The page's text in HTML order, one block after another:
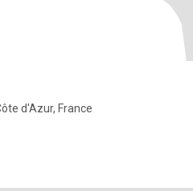
d'Azur, France